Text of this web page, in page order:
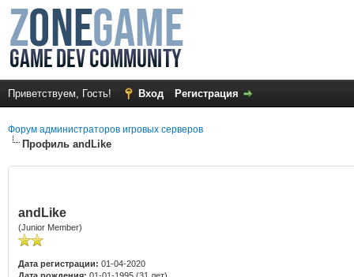
Приветствуем, Гость! Вход Регистрация
Форум администраторов игровых серверов
Профиль andLike
andLike
(Junior Member)
Дата регистрации: 01-04-2020